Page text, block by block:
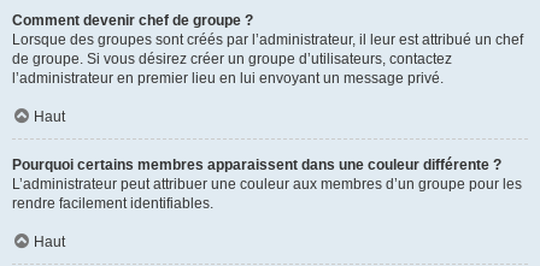
Comment devenir chef de groupe ?
Lorsque des groupes sont créés par l’administrateur, il leur est attribué un chef
de groupe. Si vous désirez créer un groupe d’utilisateurs, contactez
l’administrateur en premier lieu en lui envoyant un message privé.
Haut
Pourquoi certains membres apparaissent dans une couleur différente ?
L’administrateur peut attribuer une couleur aux membres d’un groupe pour les
rendre facilement identifiables.
Haut